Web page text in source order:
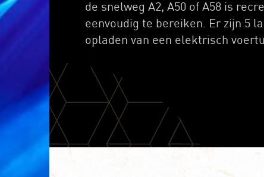
de snelweg A2, A50 of A58 is
eenvoudig te bereiken. Er zijn 5
opladen van een elektrisch